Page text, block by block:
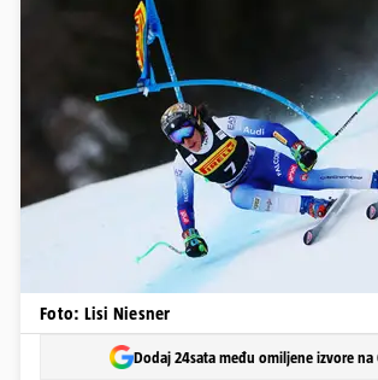
Foto: Lisi Niesner
Dodaj 24sata među omiljene izvore na